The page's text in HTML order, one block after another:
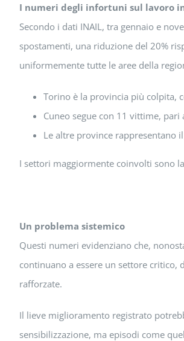
I numeri degli infortuni sul lavoro
Secondo i dati INAIL, tra gennaio e
spostamenti, una riduzione del 20%
uniformemente tutte le aree della
Torino è la provincia più colpita,
Cuneo segue con 11 vittime, pari
Le altre province rappresentano
I settori maggiormente coinvolti sono
Un problema sistemico
Questi numeri evidenziano che,
continuano a essere un settore critico,
rafforzate.
Il lieve miglioramento registrato
sensibilizzazione, ma episodi come